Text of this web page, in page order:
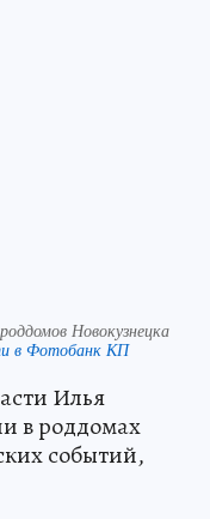
Новокузнецка
в Фотобанк КП
Илья
в роддомах
событий,